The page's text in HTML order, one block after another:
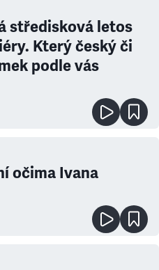
středisková letos
Který český či
podle vás
očima Ivana